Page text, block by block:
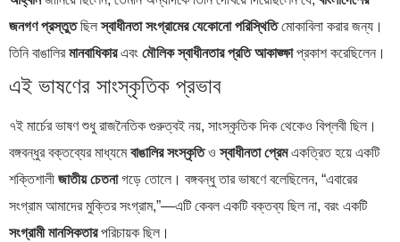
জনগণ প্রস্তুতছিলস্বাধীনতা সংগ্রামের যেকোনো পরিস্থিতিমোকাবিলা করার জন্য।
তিনি বাঙালিরমানবাধিকারএবং মৌলিক স্বাধীনতার প্রতি আকাঙ্ক্ষাপ্রকাশ করেছিলেন।
এই ভাষণের সাংস্কৃতিক প্রভাব
৭ই মার্চের ভাষণ শুধু রাজনৈতিক গুরুত্বই নয়, সাংস্কৃতিক দিক থেকেও বিপ্লবী ছিল।
বঙ্গবন্ধুর বক্তব্যের মাধ্যমেবাঙালির সংস্কৃতিওস্বাধীনতা প্রেমএকত্রিত হয়ে একটি
শক্তিশালী জাতীয় চেতনাগড়ে তোলে। বঙ্গবন্ধু তার ভাষণে বলেছিলেন, “এবারের
সংগ্রাম আমাদের মুক্তির সংগ্রাম,”—এটি কেবল একটি বক্তব্য ছিল না, বরং একটি
সংগ্রামী মানসিকতারপরিচায়ক ছিল।